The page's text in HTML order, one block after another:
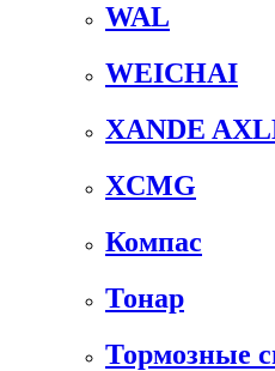
WAL
WEICHAI
XANDE
XCMG
Компас
Тонар
Тормозные